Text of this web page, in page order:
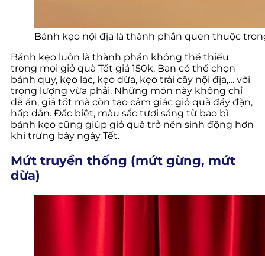
Bánh kẹo nội địa là thành phần quen thuộc
Bánh kẹo luôn là thành phần không thể thiếu
trong mọi giỏ quà Tết giá 150k. Bạn có thể chọn
bánh quy, kẹo lạc, kẹo dừa, kẹo trái cây nội địa,… với
trọng lượng vừa phải. Những món này không chỉ
dễ ăn, giá tốt mà còn tạo cảm giác giỏ quà đầy đặn,
hấp dẫn. Đặc biệt, màu sắc tươi sáng từ bao bì
bánh kẹo cũng giúp giỏ quà trở nên sinh động hơn
khi trưng bày ngày Tết.
Mứt truyền thống (mứt gừng, mứt
dừa)